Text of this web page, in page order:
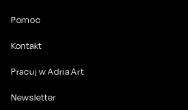
Pomoc
Kontakt
Pracuj w Adria Art
Newsletter